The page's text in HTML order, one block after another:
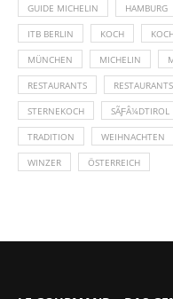
GUIDE MICHELIN HAMBURG
ITB BERLIN KOCH
MÜNCHEN MICHELIN
RESTAURANTS
STERNEKOCH SÃƑÂ¼DTIROL
TRADITION WEIHNACHTEN
WINZER ÖSTERREICH